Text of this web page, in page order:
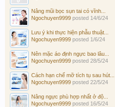
Nâng mũi bọc sụn tai có vĩnh...
Ngochuyen9999 posted 14/6/24
Lưu ý khi thực hiện phẫu thuật...
Ngochuyen9999 posted 1/6/24
Nên mặc áo định ngực bao lâu...
Ngochuyen9999 posted 28/5/24
Cách hạn chế mỡ tích tụ sau hút...
Ngochuyen9999 posted 22/5/24
Nâng ngực phù hợp nhất ở độ...
Ngochuyen9999 posted 16/5/24